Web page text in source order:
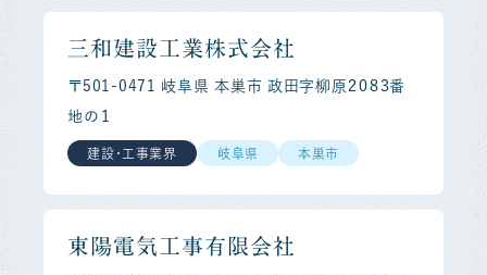
三和建設工業株式会社
〒501-0471 岐阜県 本巣市 政田字柳原２０８３番
地の１
建設・工事業界 岐阜県 本巣市
東陽電気工事有限会社